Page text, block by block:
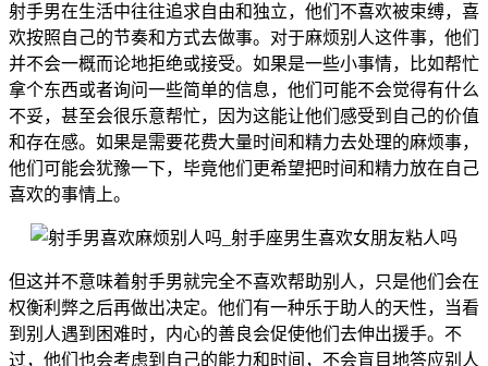
射手男在生活中往往追求自由和独立，他们不喜欢被束缚，喜
欢按照自己的节奏和方式去做事。对于麻烦别人这件事，他们
并不会一概而论地拒绝或接受。如果是一些小事情，比如帮忙
拿个东西或者询问一些简单的信息，他们可能不会觉得有什么
不妥，甚至会很乐意帮忙，因为这能让他们感受到自己的价值
和存在感。如果是需要花费大量时间和精力去处理的麻烦事，
他们可能会犹豫一下，毕竟他们更希望把时间和精力放在自己
喜欢的事情上。
但这并不意味着射手男就完全不喜欢帮助别人，只是他们会在
权衡利弊之后再做出决定。他们有一种乐于助人的天性，当看
到别人遇到困难时，内心的善良会促使他们去伸出援手。不
过，他们也会考虑到自己的能力和时间，不会盲目地答应别人